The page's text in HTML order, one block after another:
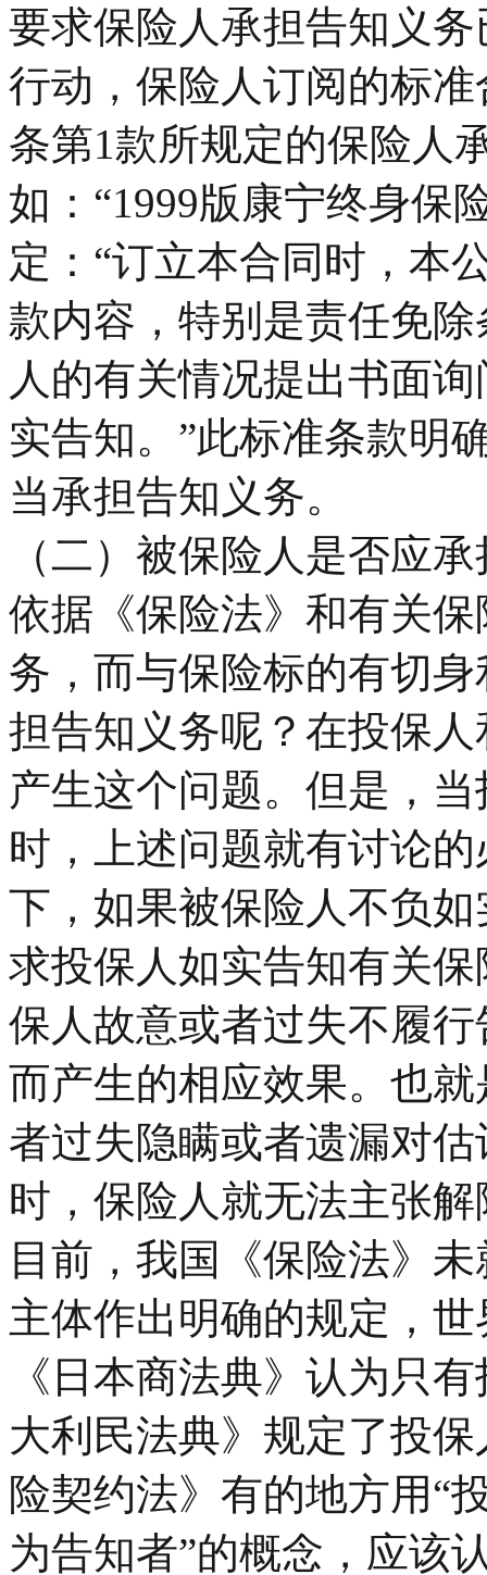
要求保险人承担告知义
行动，保险人订阅的标
条第1款所规定的保险人
如：“1999版康宁终身保
定：“订立本合同时，本
款内容，特别是责任免
人的有关情况提出书面
实告知。”此标准条款明
当承担告知义务。
（二）被保险人是否应
依据《保险法》和有关
务，而与保险标的有切
担告知义务呢？在投保
产生这个问题。但是，
时，上述问题就有讨论
下，如果被保险人不负
求投保人如实告知有关
保人故意或者过失不履
而产生的相应效果。也
者过失隐瞒或者遗漏对
时，保险人就无法主张
目前，我国《保险法》
主体作出明确的规定，
《日本商法典》认为只
大利民法典》规定了投
险契约法》有的地方用“
为告知者”的概念，应该